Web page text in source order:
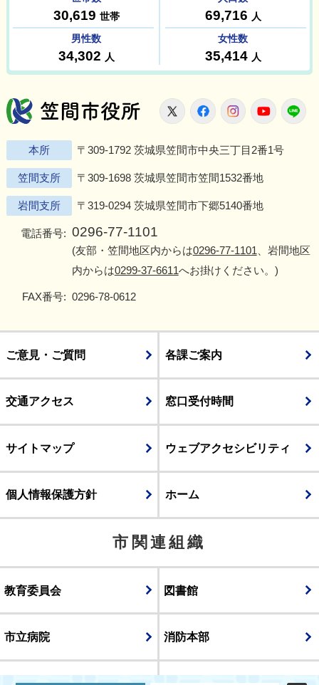
笠間市役所
X FacebookInstagram
本所 〒309-1792 茨城県笠間市中央三丁目2番1号
笠間支所 〒309-1698 茨城県笠間市笠間1532番地
岩間支所 〒319-0294 茨城県笠間市下郷5140番地
電話番号: 0296-77-1101
(友部・笠間地区内からは0296-77-1101 、岩間地区
内からは0299-37-6611へお掛けください。)
FAX番号: 0296-78-0612
ご意見・ご質問 各課ご案内
交通アクセス 窓口受付時間
サイトマップ ウェブアクセシビリティ
個人情報保護方針 ホーム
市関連組織
教育委員会 図書館
市立病院 消防本部